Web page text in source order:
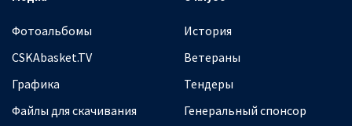
Фотоальбомы
CSKAbasket.TV
Графика
Файлы для скачивания
История
Ветераны
Тендеры
Генеральный спонсор